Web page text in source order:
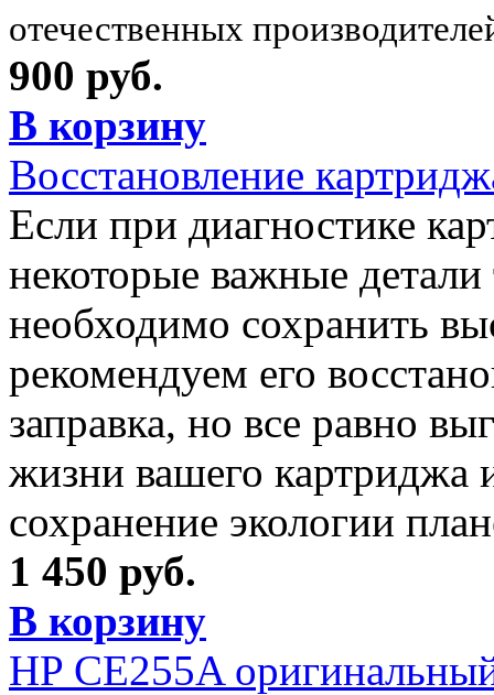
отечественных
900 руб.
В корзину
Восстановление
Если при диагностике
некоторые важные
необходимо сохранить
рекомендуем его
заправка, но все равно
жизни вашего картриджа
сохранение экологии
1 450 руб.
В корзину
HP CE255A